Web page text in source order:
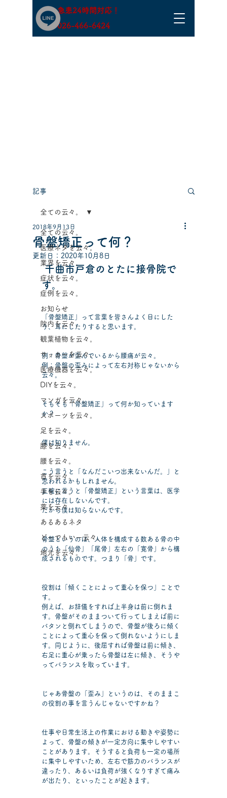
急患24時間対応！
​026-466-6424
記事
全ての云々。
医療ネタを云々。
業界を云々。
症状を云々。
症例を云々。
お知らせ
院内を云々。
観葉植物を云々。
サッカーを云々。
医療機器を云々。
DIYを云々。
マンガを云々。
スポーツを云々。
足を云々。
膝を云々。
腰を云々。
首を云々。
手を云々。
薬を云々。
あるあるネタ
どーでもいー云々。
地元を云々。
全ての云々。
骨盤矯正って何？
2018年9月13日
更新日： 2020年10月8日
千曲市戸倉のとたに接骨院で
す。
「骨盤矯正」って言葉を皆さんよく目にした
り、耳にしたりすると思います。
例：骨盤が歪んでいるから腰痛が云々。
例：骨盤の歪みによって左右対称じゃないから
云々。
そもそも「骨盤矯正」って何か知っています
か？
僕は知りません。
こう言うと「なんだこいつ出来ないんだ。」と
思われるかもしれません。
正確に言うと「骨盤矯正」という言葉は、医学
には存在しないんです。
だから僕は知らないんです。
骨盤というのは、人体を構成する数ある骨の中
のうち「仙骨」「尾骨」左右の「寛骨」から構
成されるものです。つまり「骨」です。
役割は「傾くことによって重心を保つ」ことで
す。
例えば、お辞儀をすれば上半身は前に倒れま
す。骨盤がそのままついて行ってしまえば前に
バタンと倒れてしまうので、骨盤が後ろに傾く
ことによって重心を保って倒れないようにしま
す。同じように、後屈すれば骨盤は前に傾き、
右足に重心が乗ったら骨盤は左に傾き、そうや
ってバランスを取っています。
じゃあ骨盤の「歪み」というのは、そのままこ
の役割の事を言うんじゃないですかね？
仕事や日常生活上の作業における動きや姿勢に
よって、骨盤の傾きが一定方向に集中しやすい
ことがあります。そうすると負荷も一定の場所
に集中しやすいため、左右で筋力のバランスが
違ったり、あるいは負荷が強くなりすぎて痛み
が出たり、といったことが起きます。